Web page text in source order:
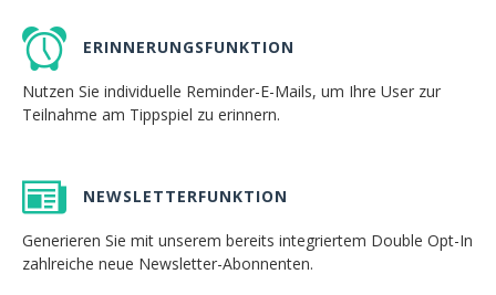
ERINNERUNGSFUNKTION
Nutzen Sie individuelle Reminder-E-Mails, um Ihre User zur
Teilnahme am Tippspiel zu erinnern.
NEWSLETTERFUNKTION
Generieren Sie mit unserem bereits integriertem Double Opt-In
zahlreiche neue Newsletter-Abonnenten.